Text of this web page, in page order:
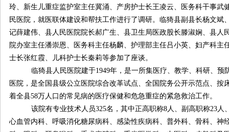
玲、新生儿重症监护室主任冀涌、产房护士长王凌云、医务科干事武
民医院，就医联体建设和帮扶工作进行了调研。临猗县副县长杨文斌
记薛建伟、县人民医院院长郝广生、县卫生局医政股长滕淑娴、县人
院办室主任潘崇恩、医务科主任杨麟、护理部主任吕小英、妇产科主
士长张红霞、儿科护士长秦莉等参加了座谈。
临猗县人民医院建于1949年，是一所集医疗、教学、科研、预
医院，是全国县级公立医院综合改革试点、全国院务公开示范点、按
着全县58万人口的常见病的医疗保健和危急重症的紧急救治工作。
该院有专业技术人员325名，其中正高职称8人、副高职称23人
心血管内科、呼吸消化糖尿病科、感染性疾病科、普外科、骨科、神